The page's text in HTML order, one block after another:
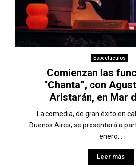
Espectáculos
Comienzan las
“Chanta”, con
Aristarán, en Mar
La comedia, de gran éxito en
Buenos Aires, se presentará a
enero...
Leer más